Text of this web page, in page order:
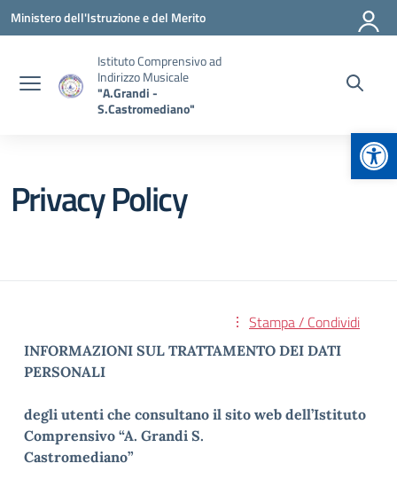
Vai ai contenuti
Vai al menu di navigazione
Vai al footer
Ministero dell'Istruzione e del Merito
Istituto Comprensivo ad
Indirizzo Musicale
"A.Grandi -
S.Castromediano"
Privacy Policy
Stampa / Condividi
INFORMAZIONI SUL TRATTAMENTO DEI DATI
PERSONALI
degli utenti che consultano il sito web dell’Istituto
Comprensivo “A. Grandi S.
Castromediano”